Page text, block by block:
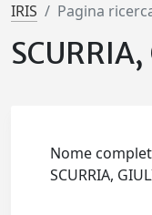
IRIS Pagina
Nome
SCURRIA,